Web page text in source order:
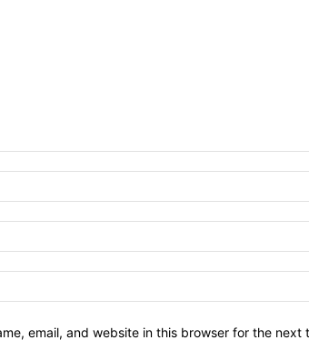
email, and website in this browser for the next